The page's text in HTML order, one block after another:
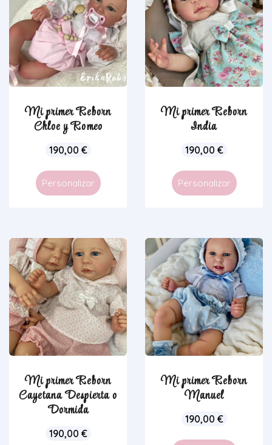
Mi primer Reborn
Chloe y Romeo
190,00 €
Personalizar
Mi primer Reborn
India
190,00 €
Personalizar
Mi primer Reborn
Cayetana Despierta o
Dormida
190,00 €
Mi primer Reborn
Manuel
190,00 €